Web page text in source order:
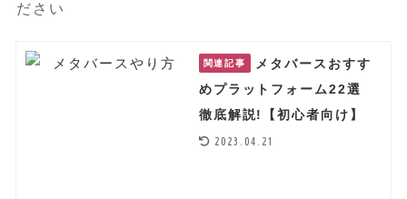
ださい
関連記事
メタバースおすす
めプラットフォーム22選
徹底解説!【初心者向け】
2023.04.21